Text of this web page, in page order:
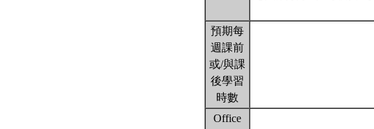
預期每
週課前
或/與課
後學習
時數
Office